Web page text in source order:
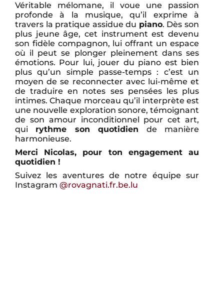
Véritable mélomane, il voue une passion
profonde à la musique, qu’il exprime à
travers la pratique assidue du piano. Dès son
plus jeune âge, cet instrument est devenu
son fidèle compagnon, lui offrant un espace
où il peut se plonger pleinement dans ses
émotions. Pour lui, jouer du piano est bien
plus qu’un simple passe-temps : c’est un
moyen de se reconnecter avec lui-même et
de traduire en notes ses pensées les plus
intimes. Chaque morceau qu’il interprète est
une nouvelle exploration sonore, témoignant
de son amour inconditionnel pour cet art,
qui rythme son quotidien de manière
harmonieuse.
Merci Nicolas, pour ton engagement au
quotidien !
Suivez les aventures de notre équipe sur
Instagram @rovagnati.fr.be.lu